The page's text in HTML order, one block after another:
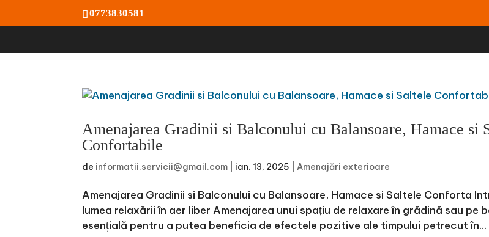
0773830581
Amenajarea Gradinii si Balconului cu Balansoare, Hamace si
Confortabile
de informatii.servicii@gmail.com ian. 13, 2025 |Amenajări exterioare
Amenajarea Gradinii si Balconului cu Balansoare, Hamace si Saltele Conforta
lumea relaxării în aer liber Amenajarea unui spațiu de relaxare în grădină sau pe
esențială pentru a putea beneficia de efectele pozitive ale timpului petrecut în...